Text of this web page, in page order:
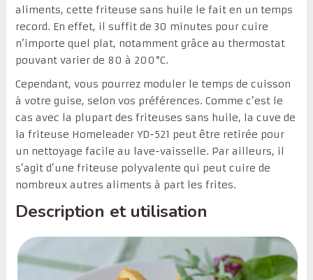
aliments, cette friteuse sans huile le fait en un temps
record. En effet, il suffit de 30 minutes pour cuire
n’importe quel plat, notamment grâce au thermostat
pouvant varier de 80 à 200°C.
Cependant, vous pourrez moduler le temps de cuisson
à votre guise, selon vos préférences. Comme c’est le
cas avec la plupart des friteuses sans huile, la cuve de
la friteuse Homeleader YD-521 peut être retirée pour
un nettoyage facile au lave-vaisselle. Par ailleurs, il
s’agit d’une friteuse polyvalente qui peut cuire de
nombreux autres aliments à part les frites.
Description et utilisation